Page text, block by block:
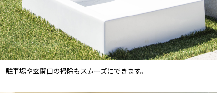
駐車場や玄関口の掃除もスムーズにできます。